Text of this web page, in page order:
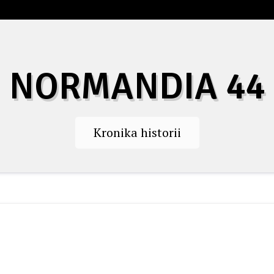
NORMANDIA 44
Kronika historii